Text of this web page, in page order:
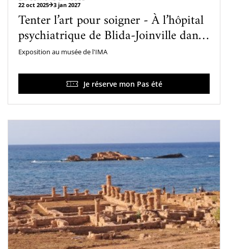
22 oct 2025 3 jan 2027
Tenter l’art pour soigner - À l’hôpital
psychiatrique de Blida-Joinville dans
les années 1960
Exposition au musée de l'IMA
Je réserve mon Pas été